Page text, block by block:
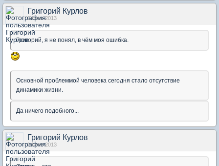
Григорий Курлов
14 янв 2013
Григорий, я не понял, в чём моя ошибка.
Основной проблеммой человека сегодня стало отсутствие
динамики жизни.
Да ничего подобного...
Григорий Курлов
14 янв 2013